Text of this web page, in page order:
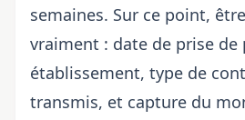
semaines. Sur ce point,
vraiment : date de prise de
établissement, type de
transmis, et capture du